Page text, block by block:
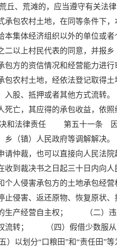
荒滩的，应当遵守有关法律
农村土地，在同等条件下
集体经济组织以外的单位或
二以上村民代表的同意，并
包方的资信情况和经营能力
包农村土地，经依法登记取得
入股、抵押或者其他方式流
死亡，其应得的承包收益，依
法律责任 第五十一条 因土
乡（镇）人民政府等调解解
请仲裁，也可以直接向人民
收到裁决书之日起三十日内向
人侵害承包方的土地承包经
止侵害、返还原物、恢复原
的生产经营自主权； （二）
流转； （四）假借少数服从
以划分“口粮田”和“责任田”